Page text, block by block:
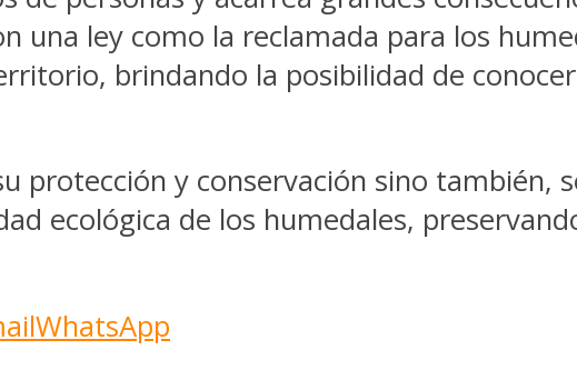
una ley como la reclamada para los
brindando la posibilidad de
protección y conservación sino también,
ecológica de los humedales,
WhatsApp